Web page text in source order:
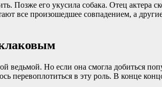
его укусила собака. Отец актера
все произошедшее совпадением, а
Но если она смогла добиться
перевоплотиться в эту роль. В конце